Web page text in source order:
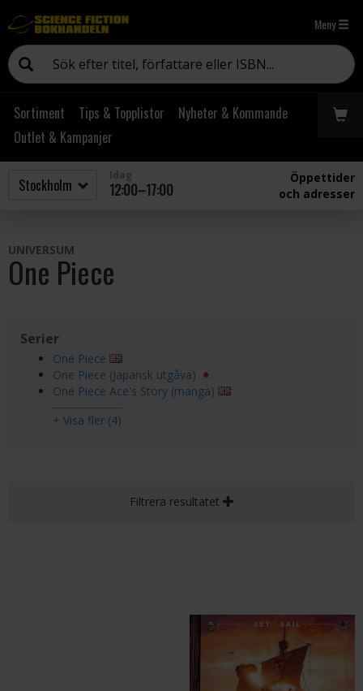
Meny
Sortiment Tips & Topplistor
Nyheter & Kommande
Outlet & Kampanjer
12:00–17:00
Öppettider
och adresser
UNIVERSUM
One Piece
Serier
One Piece
One Piece (Japansk utgåva)
One Piece Ace's Story (manga)
+ Visa fler (4)
Filtrera resultatet